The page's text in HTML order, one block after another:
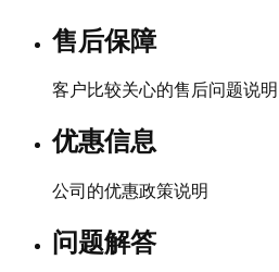
售后保障
客户比较关心的售后问题说明
优惠信息
公司的优惠政策说明
问题解答